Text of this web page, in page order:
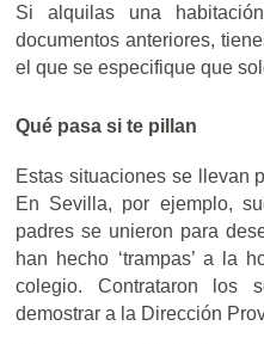
Si alquilas una
documentos anteriores,
el que se especifique que
Qué pasa si te pillan
Estas situaciones se llevan
En Sevilla, por ejemplo,
padres se unieron para
han hecho ‘trampas’ a la
colegio. Contrataron los
demostrar a la Dirección